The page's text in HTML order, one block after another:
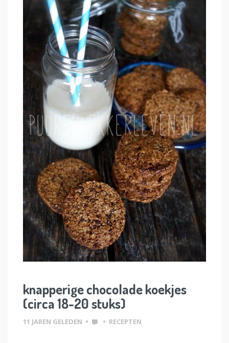
knapperige chocolade koekjes
(circa 18-20 stuks)
11 JAREN GELEDEN • • RECEPTEN